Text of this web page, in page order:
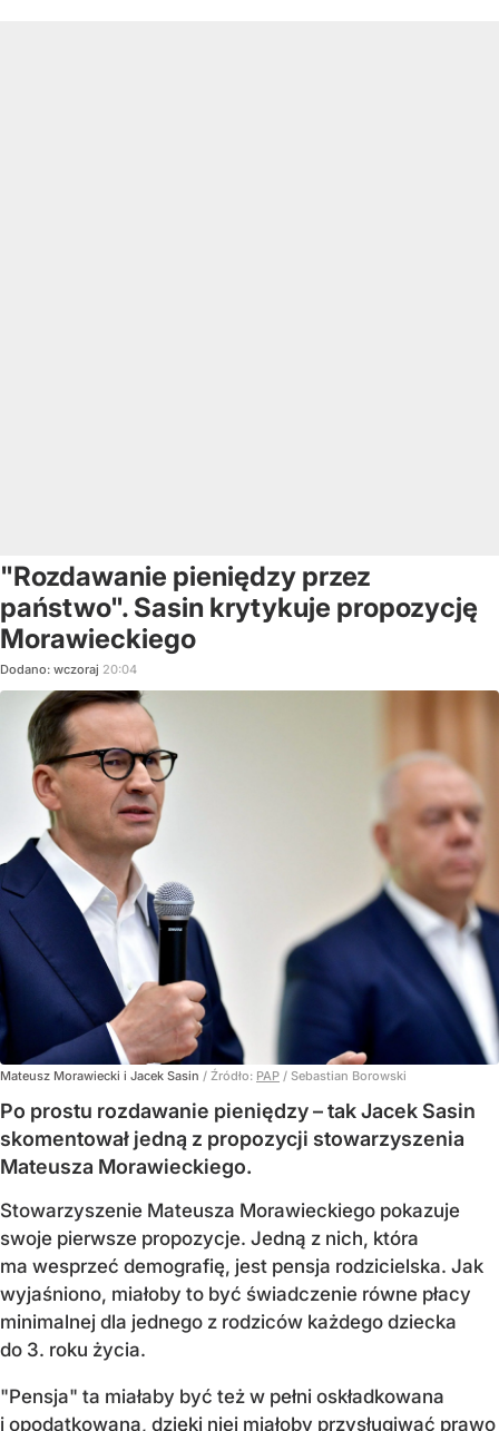
"Rozdawanie pieniędzy przez
państwo". Sasin krytykuje propozycję
Morawieckiego
Dodano: wczoraj 20:04
Mateusz Morawiecki i Jacek Sasin / Źródło: PAP / Sebastian Borowski
Po prostu rozdawanie pieniędzy – tak Jacek Sasin
skomentował jedną z propozycji stowarzyszenia
Mateusza Morawieckiego.
Stowarzyszenie Mateusza Morawieckiego pokazuje
swoje pierwsze propozycje. Jedną z nich, która
ma wesprzeć demografię, jest pensja rodzicielska. Jak
wyjaśniono, miałoby to być świadczenie równe płacy
minimalnej dla jednego z rodziców każdego dziecka
do 3. roku życia.
"Pensja" ta miałaby być też w pełni oskładkowana
i opodatkowana, dzięki niej miałoby przysługiwać prawo